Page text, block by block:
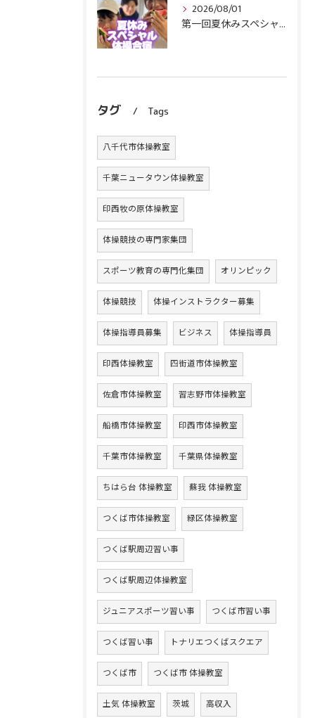
2026/08/01
第一回夏休みスペシャル体操合宿終了！
タグ Tags
八千代市体操教室
千葉ニュータウン体操教室
印西牧の原体操教室
体操競技の専門家集団
スポーツ教育の専門化集団 オリンピック
体操競技 体操インストラクター募集
体操指導員募集 ビジネス 体操指導員
印西体操教室 四街道市体操教室
佐倉市体操教室 習志野市体操教室
船橋市体操教室 印西市体操教室
千葉市体操教室 千葉県体操教室
ちはら台 体操教室 蘇我 体操教室
つくば市体操教室 緑区体操教室
つくば駅周辺習い事
つくば駅周辺体操教室
ジュニアスポーツ習い事 つくば市習い事
つくば習い事 トナリエつくばスクエア
つくば市 つくば市 体操教室
土気 体操教室 茨城 高収入